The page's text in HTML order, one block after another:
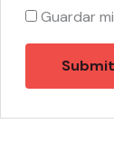
Guardar